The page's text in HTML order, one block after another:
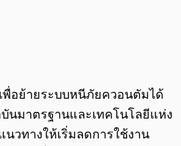
พื่อย้ายระบบหนีภัยควอนตัมได้
นมาตรฐานและเทคโนโลยีแห่ง
วทางให้เริ่มลดการใช้งาน